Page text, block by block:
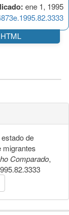
ene 1, 1995
HTML
de
migrantes
Comparado,